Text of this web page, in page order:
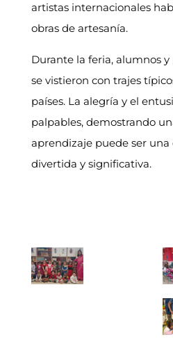
artistas internacionales
obras de artesanía.
Durante la feria, alumnos
se vistieron con trajes
países. La alegría y el
palpables, demostrando
aprendizaje puede ser una
divertida y significativa.